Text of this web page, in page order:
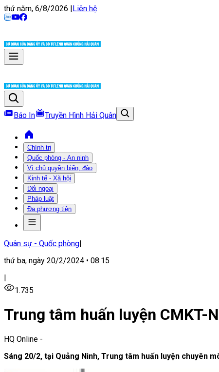
thứ năm, 6/8/2026 |Liên hệ
Báo In Truyền Hình Hải Quân
Chính trị
Quốc phòng - An ninh
Vì chủ quyền biển, đảo
Kinh tế - Xã hội
Đối ngoại
Pháp luật
Đa phương tiện
Quân sự - Quốc phòng|
thứ ba, ngày 20/2/2024 • 08:15
|
1.735
Trung tâm huấn luyện CMKT-
HQ Online -
Sáng 20/2, tại Quảng Ninh, Trung tâm huấn luyện chuyên